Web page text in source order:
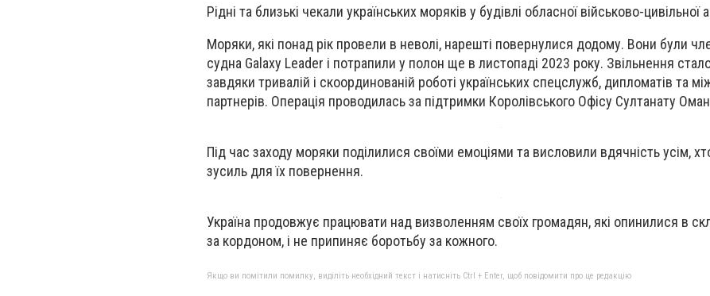
Рідні та близькі чекали українських моряків у будівлі обласної військово-цивільної
Моряки, які понад рік провели в неволі, нарешті повернулися додому. Вони були
судна Galaxy Leader і потрапили у полон ще в листопаді 2023 року. Звільнення
завдяки тривалій і скоординованій роботі українських спецслужб, дипломатів та
партнерів. Операція проводилась за підтримки Королівського Офісу Султанату
Під час заходу моряки поділилися своїми емоціями та висловили вдячність усім,
зусиль для їх повернення.
Україна продовжує працювати над визволенням своїх громадян, які опинилися в
за кордоном, і не припиняє боротьбу за кожного.
Якщо ви помітили помилку, виділіть необхідний текст і натисніть Ctrl + Enter, щоб повідомити про це редакцію